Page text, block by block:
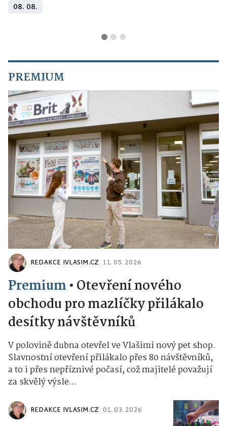
08. 08.
PREMIUM
REDAKCE IVLASIM.CZ 11. 05. 2026
Premium • Otevření nového
obchodu pro mazlíčky přilákalo
desítky návštěvníků
V polovině dubna otevřel ve Vlašimi nový pet shop.
Slavnostní otevření přilákalo přes 80 návštěvníků,
a to i přes nepříznivé počasí, což majitelé považují
za skvělý výsle...
REDAKCE IVLASIM.CZ 01. 03. 2026